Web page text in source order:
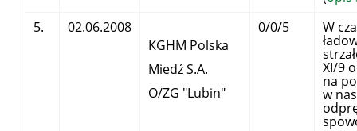
5.
02.06.2008
KGHM Polska
Miedź S.A.
O/ZG "Lubin"
0/0/5 W
XI/9
na
w